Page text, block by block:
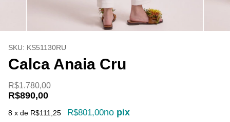
SKU: KS51130RU
Calca Anaia Cru
R$1.780,00
R$890,00
8 x de R$111,25 R$801,00no pix